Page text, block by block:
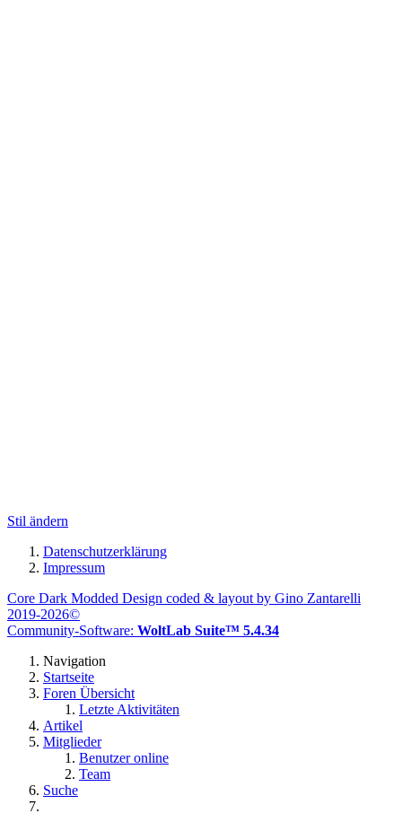
Stil ändern
Datenschutzerklärung
Impressum
Core Dark Modded Design coded & layout by Gino Zantarelli
2019-2026©
Community-Software: WoltLab Suite™ 5.4.34
Navigation
Startseite
Foren Übersicht
Letzte Aktivitäten
Artikel
Mitglieder
Benutzer online
Team
Suche